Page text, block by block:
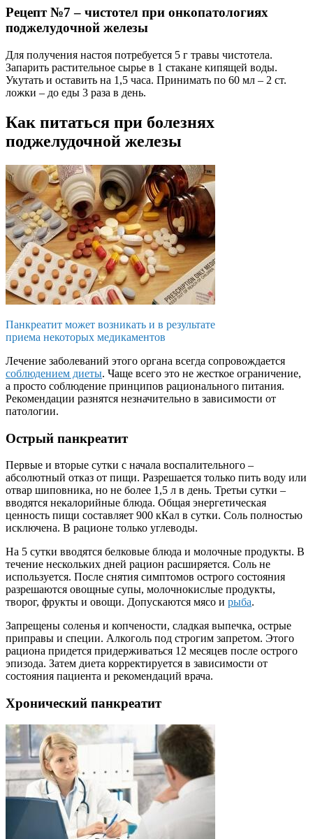
Рецепт №7 – чистотел при онкопатологиях
поджелудочной железы
Для получения настоя потребуется 5 г травы чистотела.
Запарить растительное сырье в 1 стакане кипящей воды.
Укутать и оставить на 1,5 часа. Принимать по 60 мл – 2 ст.
ложки – до еды 3 раза в день.
Как питаться при болезнях
поджелудочной железы
Панкреатит может возникать и в результате
приема некоторых медикаментов
Лечение заболеваний этого органа всегда сопровождается
соблюдением диеты. Чаще всего это не жесткое ограничение,
а просто соблюдение принципов рационального питания.
Рекомендации разнятся незначительно в зависимости от
патологии.
Острый панкреатит
Первые и вторые сутки с начала воспалительного –
абсолютный отказ от пищи. Разрешается только пить воду или
отвар шиповника, но не более 1,5 л в день. Третьи сутки –
вводятся некалорийные блюда. Общая энергетическая
ценность пищи составляет 900 кКал в сутки. Соль полностью
исключена. В рационе только углеводы.
На 5 сутки вводятся белковые блюда и молочные продукты. В
течение нескольких дней рацион расширяется. Соль не
используется. После снятия симптомов острого состояния
разрешаются овощные супы, молочнокислые продукты,
творог, фрукты и овощи. Допускаются мясо и рыба.
Запрещены соленья и копчености, сладкая выпечка, острые
приправы и специи. Алкоголь под строгим запретом. Этого
рациона придется придерживаться 12 месяцев после острого
эпизода. Затем диета корректируется в зависимости от
состояния пациента и рекомендаций врача.
Хронический панкреатит